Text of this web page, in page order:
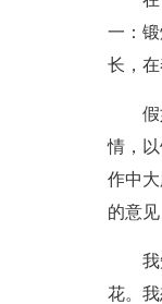
一：
长，
情，
作中
的意
花。